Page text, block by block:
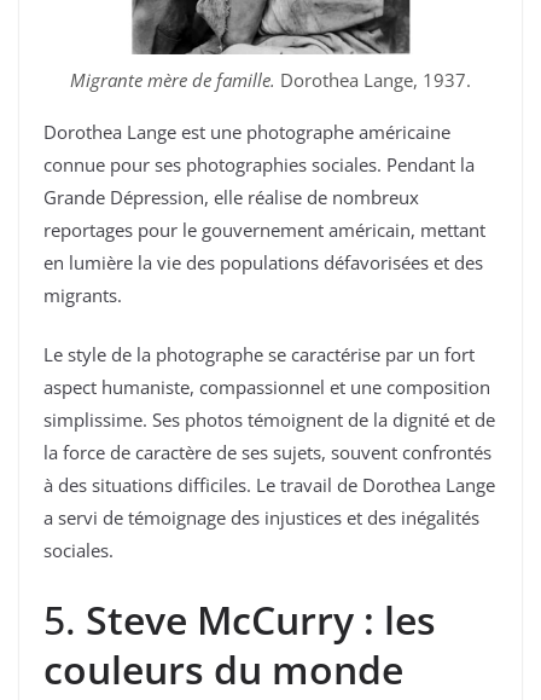
Migrante mère de famille. Dorothea Lange, 1937.
Dorothea Lange est une photographe américaine
connue pour ses photographies sociales. Pendant la
Grande Dépression, elle réalise de nombreux
reportages pour le gouvernement américain, mettant
en lumière la vie des populations défavorisées et des
migrants.
Le style de la photographe se caractérise par un fort
aspect humaniste, compassionnel et une composition
simplissime. Ses photos témoignent de la dignité et de
la force de caractère de ses sujets, souvent confrontés
à des situations difficiles. Le travail de Dorothea Lange
a servi de témoignage des injustices et des inégalités
sociales.
5. Steve McCurry : les
couleurs du monde